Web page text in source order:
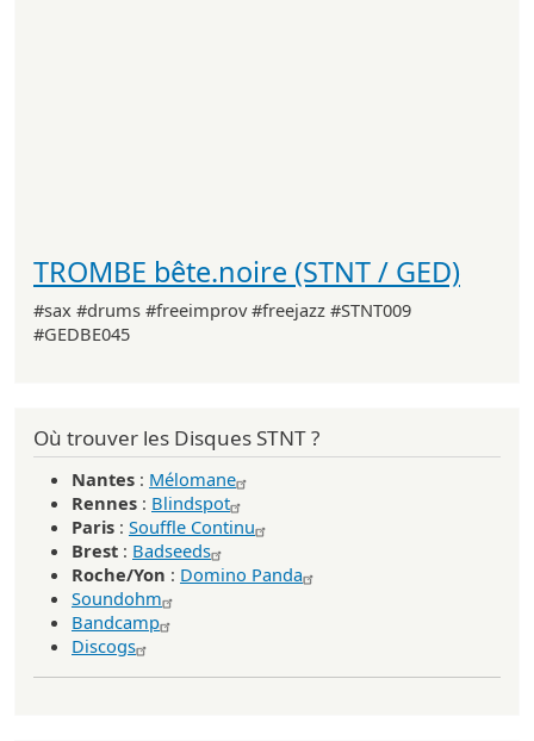
TROMBE bête.noire (STNT / GED)
#sax #drums #freeimprov #freejazz #STNT009
#GEDBE045
Où trouver les Disques STNT ?
Nantes : Mélomane
Rennes : Blindspot
Paris : Souffle Continu
Brest : Badseeds
Roche/Yon : Domino Panda
Soundohm
Bandcamp
Discogs